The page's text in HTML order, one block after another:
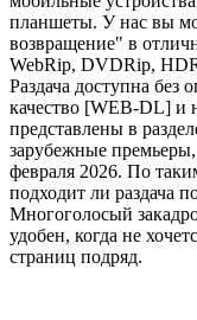
планшеты. У нас вы
возвращение" в
WebRip, DVDRip,
Раздача доступна без
качество [WEB-DL] и
представлены в
зарубежные
февраля 2026. По
подходит ли раздача
Многоголосый
удобен, когда не
страниц подряд.